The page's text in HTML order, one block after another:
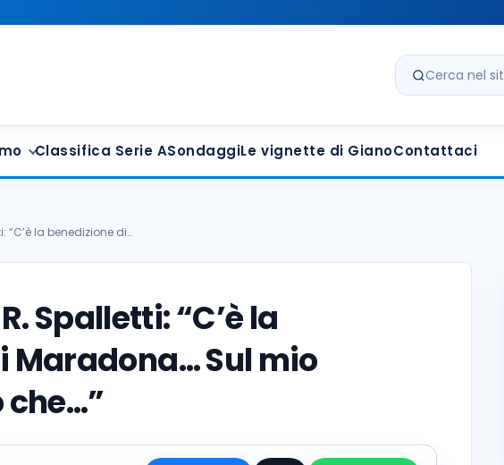
Cerca nel sito
Classifica Serie ASondaggiLe vignette di GianoContattaci
“C’è la benedizione di…
Spalletti: “C’è la
Maradona… Sul mio